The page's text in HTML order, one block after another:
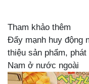
Tham khảo thêm
Đẩy mạnh huy động
thiệu sản phẩm,
Nam ở nước ngoài